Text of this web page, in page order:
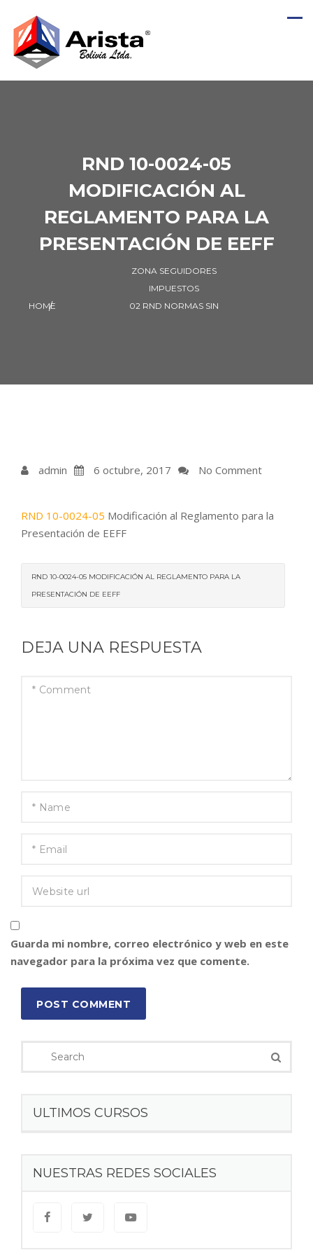
RND 10-0024-05
MODIFICACIÓN AL
REGLAMENTO PARA LA
PRESENTACIÓN DE EEFF
HOME
ZONA SEGUIDORES
IMPUESTOS
02 RND NORMAS SIN
admin 6 octubre, 2017 No Comment
RND 10-0024-05 Modificación al Reglamento para la
Presentación de EEFF
RND 10-0024-05 MODIFICACIÓN AL REGLAMENTO PARA LA
PRESENTACIÓN DE EEFF
DEJA UNA RESPUESTA
Guarda mi nombre, correo electrónico y web en este
navegador para la próxima vez que comente.
POST COMMENT
ULTIMOS CURSOS
NUESTRAS REDES SOCIALES